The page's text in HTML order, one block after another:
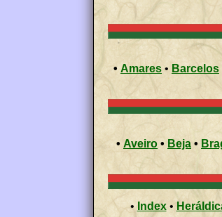
• Amares • Barcelos
• Aveiro • Beja •
• Index•